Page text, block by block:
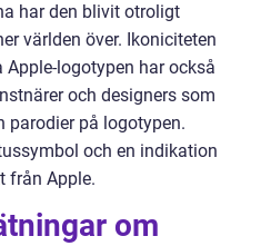
har den blivit otroligt
världen över. Ikoniciteten
logotypen har också
och designers som
parodier på logotypen.
och en indikation
från Apple.
om